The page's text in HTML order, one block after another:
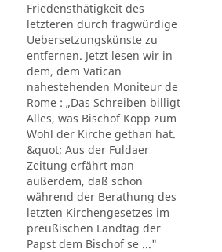
Friedensthätigkeit des
letzteren durch fragwürdige
Uebersetzungskünste zu
entfernen. Jetzt lesen wir in
dem, dem Vatican
nahestehenden Moniteur de
Rome : „Das Schreiben billigt
Alles, was Bischof Kopp zum
Wohl der Kirche gethan hat.
&quot; Aus der Fuldaer
Zeitung erfährt man
außerdem, daß schon
während der Berathung des
letzten Kirchengesetzes im
preußischen Landtag der
Papst dem Bischof se ..."